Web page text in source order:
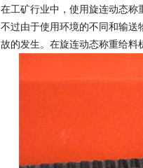
在工矿行业中，使用旋连动态称
不过由于使用环境的不同和输送
故的发生。在旋连动态称重给料